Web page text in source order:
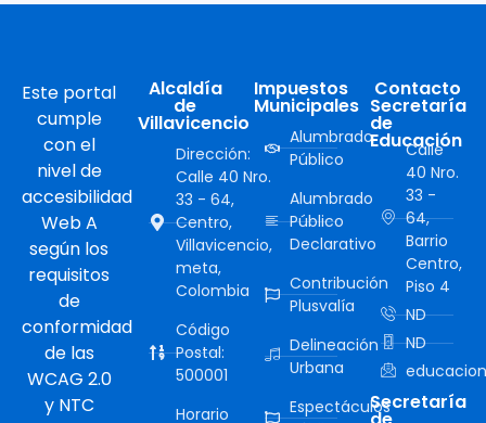
Este portal
cumple
con el
nivel de
accesibilidad
Web A
según los
requisitos
de
conformidad
de las
WCAG 2.0
y NTC
Alcaldía
de
Villavicencio
Dirección:
Calle 40 Nro.
33 - 64,
Centro,
Villavicencio,
meta,
Colombia
Código
Postal:
500001
Horario
Impuestos
Municipales
Alumbrado
Público
Alumbrado
Público
Declarativo
Contribución
Plusvalía
Delineación
Urbana
Espectáculos
Contacto
Secretaría
de
Educación
Calle
40 Nro.
33 -
64,
Barrio
Centro,
Piso 4
ND
ND
Secretaría